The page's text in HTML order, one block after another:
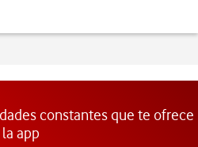
constantes que te ofrece
la app